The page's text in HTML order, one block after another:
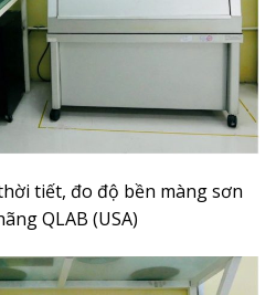
tiết, đo độ bền màng sơn
QLAB (USA)